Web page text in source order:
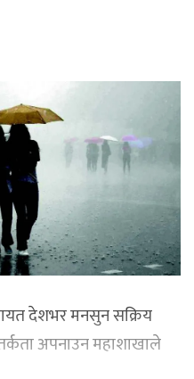
देशभर मनसुन सक्रिय
अपनाउन महाशाखाले